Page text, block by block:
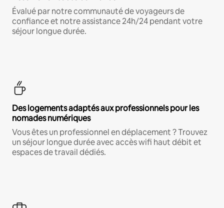
Évalué par notre communauté de voyageurs de
confiance et notre assistance 24h/24 pendant votre
séjour longue durée.
Des logements adaptés aux professionnels pour les
nomades numériques
Vous êtes un professionnel en déplacement ? Trouvez
un séjour longue durée avec accès wifi haut débit et
espaces de travail dédiés.